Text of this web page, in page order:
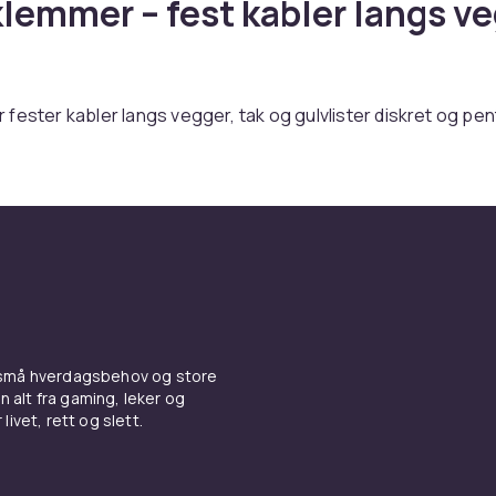
– fest kabler langs
fester kabler langs vegger, tak og gulvlister diskret og
online hos CDON.
du Kabelklips fra ledende produsenter til
sortiment dekker alle prisklasser, fra innstegsmodeller til
løsninger. Alle produkter er sertifiserte og møter
hverdagsbehov og store
alt fra gaming, leker og
livet, rett og slett.